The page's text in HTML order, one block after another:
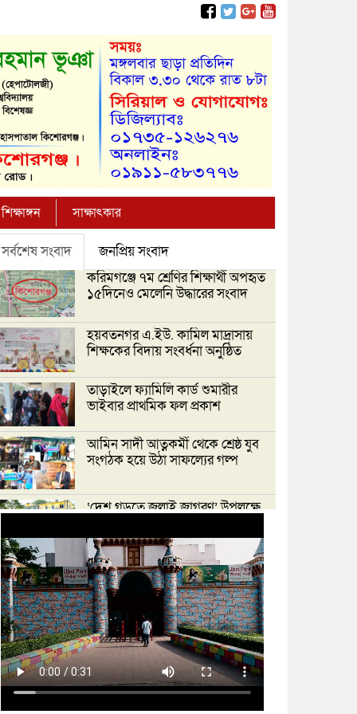
শিক্ষাঙ্গন সাক্ষাৎকার
সর্বশেষ সংবাদ
জনপ্রিয় সংবাদ
করিমগঞ্জে ৭ম শ্রেণির শিক্ষার্থী অপহৃত
১৫দিনেও মেলেনি উদ্ধারের সংবাদ
হয়বতনগর এ.ইউ. কামিল মাদ্রাসায়
শিক্ষকের বিদায় সংবর্ধনা অনুষ্ঠিত
তাড়াইলে ফ্যামিলি কার্ড শুমারীর
ভাইবার প্রাথমিক ফল প্রকাশ
আমিন সাদী আত্নকর্মী থেকে শ্রেষ্ঠ যুব
সংগঠক হয়ে উঠা সাফল্যের গল্প
‘দেশ গড়তে জুলাই জাগরণ’ উপলক্ষে
অনুষ্ঠিত
ইসলামী ব্যাংক কিশোরগঞ্জ গাইটাল উপ
শাখায় গ্রাহক সমাবেশ অনুষ্ঠিত
মাধবদীতে এস ডি আইটি ট্রেনিং
ইনস্টিটিউট বিনামূল্যে দক্ষতা প্রশিক্ষণের
অ্যাসেসমেন্ট অনুষ্ঠিত